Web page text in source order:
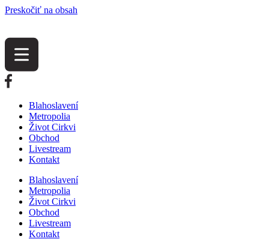
Preskočiť na obsah
Blahoslavení
Metropolia
Život Cirkvi
Obchod
Livestream
Kontakt
Blahoslavení
Metropolia
Život Cirkvi
Obchod
Livestream
Kontakt